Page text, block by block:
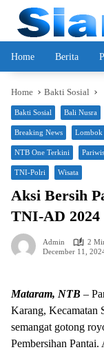
content
Home Berita
Home Bakti Sosial
Bakti Sosial Bali Nusra
Breaking News Lombok
NTB One Terkini
TNI-Polri Wisata
Aksi Bersih
TNI-AD 2024
Admin
2
December 11,
Mataram, NTB –
Karang, Kecamatan
semangat gotong
Pembersihan